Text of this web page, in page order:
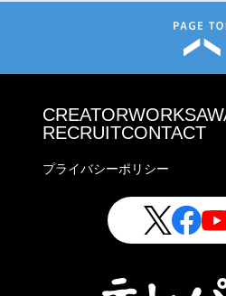
CREATORWORKS
RECRUITCONTACT
プライバシーポリシー